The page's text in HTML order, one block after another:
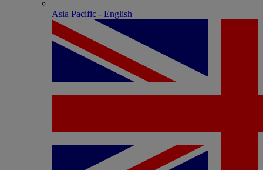
Asia Pacific - English